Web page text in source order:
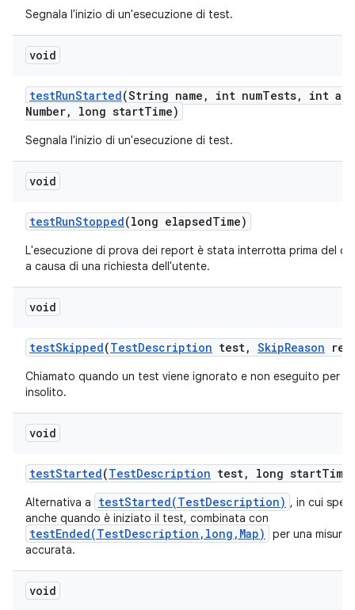
Segnala l'inizio di un'esecuzione di test.
void
testRunStarted(String name , int numTests,
int
Number, long startTime)
Segnala l'inizio di un'esecuzione di test.
void
testRunStopped(long elapsedTime)
L'esecuzione di prova dei report è stata interrotta prima del
a causa di una richiesta dell'utente.
void
testSkipped(TestDescription test, SkipReason
Chiamato quando un test viene ignorato e non eseguito per
insolito.
void
testStarted(TestDescription test, long start
Alternativa a testStarted(TestDescription) , in cui
anche quando è iniziato il test, combinata con
testEnded(TestDescription,long,Map)
per una
accurata.
void